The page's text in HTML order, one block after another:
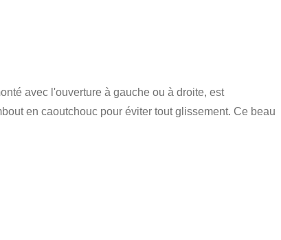
avec l'ouverture à gauche ou à droite, est
en caoutchouc pour éviter tout glissement. Ce beau